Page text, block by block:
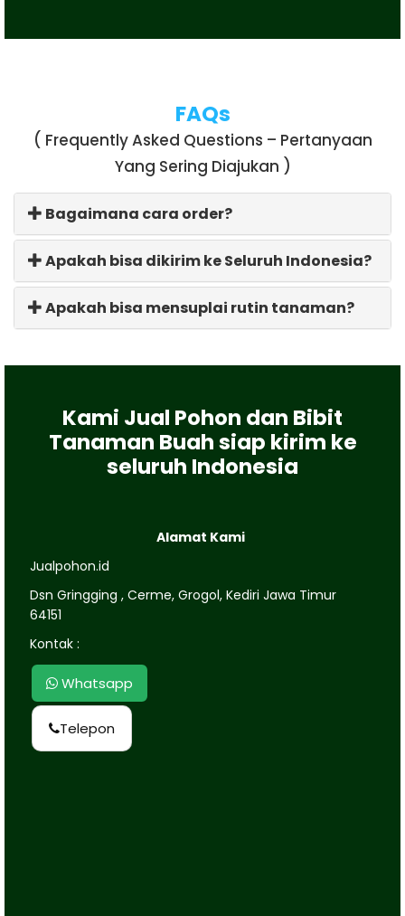
FAQs
( Frequently Asked Questions – Pertanyaan
Yang Sering Diajukan )
Bagaimana cara order?
Apakah bisa dikirim ke Seluruh Indonesia?
Apakah bisa mensuplai rutin tanaman?
Kami Jual Pohon dan Bibit
Tanaman Buah siap kirim ke
seluruh Indonesia
Alamat Kami
Jualpohon.id
Dsn Gringging , Cerme, Grogol, Kediri Jawa Timur
64151
Kontak :
Whatsapp
Telepon